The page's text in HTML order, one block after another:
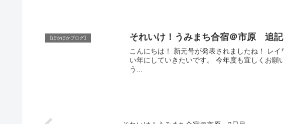
【ぽかぽかブログ】 それいけ！うみまち合宿＠市原 追記
こんにちは！ 新元号が発表されましたね！ レイワ、なんとも滑らかな響きです♩ 令和元年、良
い年にしていきたいです。 今年度も宜しくお願い致しますm(_ _)m さて、 皆様は、 それいけ！
う...